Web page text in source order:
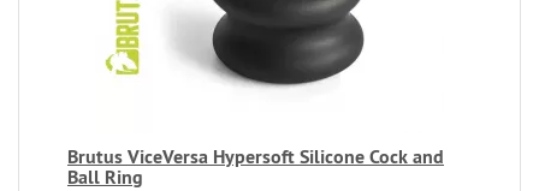
Brutus ViceVersa Hypersoft Silicone Cock and
Ball Ring